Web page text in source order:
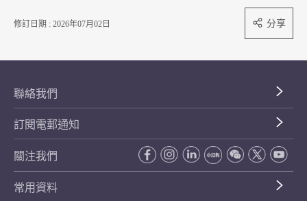
修訂日期 : 2026年07月02日 分享
聯絡我們
訂閱電郵通知
關注我們
常用資料